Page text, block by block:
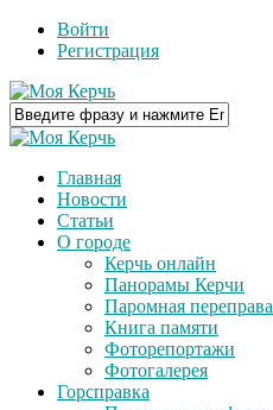
Войти
Регистрация
Главная
Новости
Статьи
О городе
Керчь онлайн
Панорамы Керчи
Паромная переправа
Книга памяти
Фоторепортажи
Фотогалерея
Горсправка